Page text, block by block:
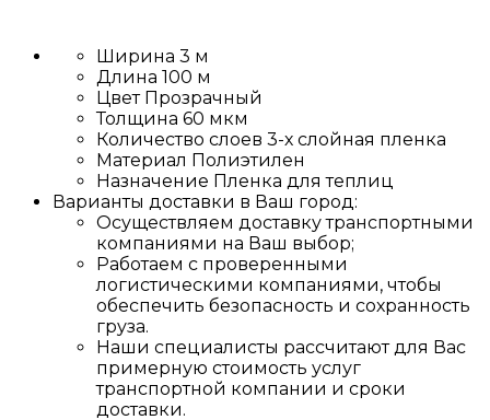
Ширина 3 м
Длина 100 м
Цвет Прозрачный
Толщина 60 мкм
Количество слоев 3-х слойная пленка
Материал Полиэтилен
Назначение Пленка для теплиц
Варианты доставки в Ваш город:
Осуществляем доставку транспортными
компаниями на Ваш выбор;
Работаем с проверенными
логистическими компаниями, чтобы
обеспечить безопасность и сохранность
груза.
Наши специалисты рассчитают для Вас
примерную стоимость услуг
транспортной компании и сроки
доставки.